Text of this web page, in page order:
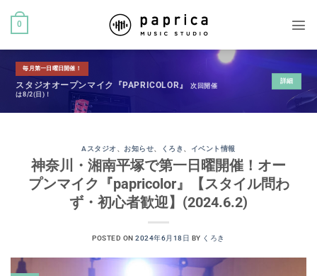
0
毎月第一日曜日開催！
スタジオオープンマイク『PAPRICOLOR』次回開催
は8/2(日)！
詳細
Aスタジオ お知らせ くろき イベント情報
神奈川・湘南平塚で第一日曜開催！オー
プンマイク『papricolor』【スタイル問わ
ず・初心者歓迎】(2024.6.2)
POSTED ON2024年6月18日 BY くろき